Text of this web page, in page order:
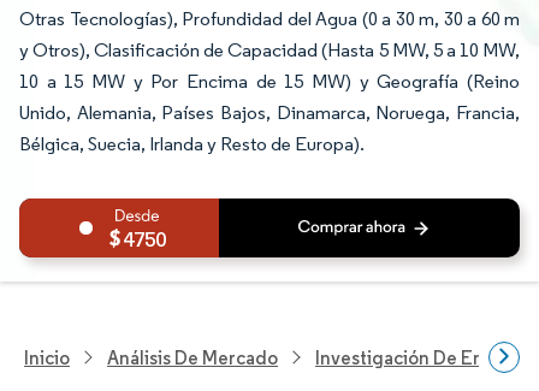
Otras Tecnologías), Profundidad del Agua (0 a 30 m, 30 a 60 m
y Otros), Clasificación de Capacidad (Hasta 5 MW, 5 a 10 MW,
10 a 15 MW y Por Encima de 15 MW) y Geografía (Reino
Unido, Alemania, Países Bajos, Dinamarca, Noruega, Francia,
Bélgica, Suecia, Irlanda y Resto de Europa).
4750
Inicio Análisis De Mercado Investigación De Energía